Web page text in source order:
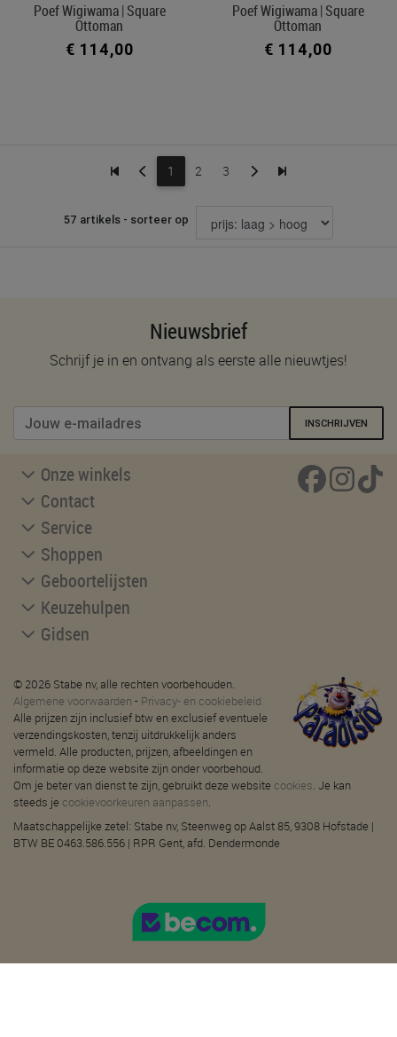
Poef Wigiwama | Square
Ottoman
€ 114,00
Poef Wigiwama | Square
Ottoman
€ 114,00
1 2 3
57 artikels - sorteer op
Nieuwsbrief
Schrijf je in en ontvang als eerste alle nieuwtjes!
INSCHRIJVEN
Onze winkels
Contact
Service
Shoppen
Geboortelijsten
Keuzehulpen
Gidsen
© 2026 Stabe nv, alle rechten voorbehouden.
Algemene voorwaarden - Privacy- en cookiebeleid
Alle prijzen zijn inclusief btw en exclusief eventuele
verzendingskosten, tenzij uitdrukkelijk anders
vermeld. Alle producten, prijzen, afbeeldingen en
informatie op deze website zijn onder voorbehoud.
Om je beter van dienst te zijn, gebruikt deze website cookies. Je kan
steeds je cookievoorkeuren aanpassen.
Maatschappelijke zetel: Stabe nv, Steenweg op Aalst 85, 9308 Hofstade |
BTW BE 0463.586.556 | RPR Gent, afd. Dendermonde